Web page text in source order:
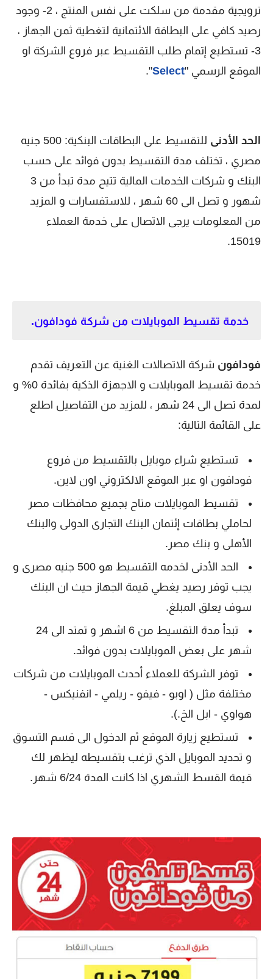
ترويجية مقدمة من سلكت على نفس المنتج ، 2- وجود
رصيد كافي على البطاقة الائتمانية لتغطية ثمن الجهاز ،
3- تستطيع إتمام طلب التقسيط عبر فروع الشركة او
الموقع الرسمي "Select
".
الحد الأدنى
للتقسيط على البطاقات البنكية: 500 جنيه
مصري ، تختلف مدة التقسيط بدون فوائد على حسب
البنك و شركات الخدمات المالية تتيح مدة تبدأ من 3
شهور و تصل الى 60 شهر ، للاستفسارات و المزيد
من المعلومات يرجى الاتصال على خدمة العملاء
15019.
خدمة تقسيط الموبايلات من شركة فودافون.
فودافون شركة الاتصالات الغنية عن التعريف تقدم
خدمة تقسيط الموبايلات و الاجهزة الذكية بفائدة 0% و
لمدة تصل الى 24 شهر ، للمزيد من التفاصيل اطلع
على القائمة التالية:
تستطيع شراء موبايل بالتقسيط من فروع
فودافون او عبر الموقع الالكتروني اون لاين.
تقسيط الموبايلات متاح بجميع محافظات مصر
لحاملي بطاقات إئتمان البنك التجارى الدولى والبنك
الأهلى و بنك مصر.
الحد الأدنى لخدمه التقسيط هو 500 جنيه مصرى و
يجب توفر رصيد يغطي قيمة الجهاز حيث ان البنك
سوف يعلق المبلغ.
تبدأ مدة التقسيط من 6 اشهر و تمتد الى 24
شهر على بعض الموبايلات بدون فوائد.
توفر الشركة للعملاء أحدث الموبايلات من شركات
مختلفة مثل ( اوبو - فيفو - ريلمي - انفنيكس -
هواوي - ابل الخ.).
تستطيع زيارة الموقع ثم الدخول الى قسم التسوق
و تحديد الموبايل الذي ترغب بتقسيطه ليظهر لك
قيمة القسط الشهري اذا كانت المدة 6/24 شهر.